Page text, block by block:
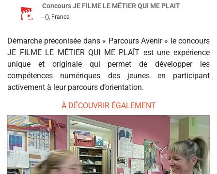
Concours JE FILME LE MÉTIER QUI ME PLAIT
- (), France
Démarche préconisée dans « Parcours Avenir » le concours
JE FILME LE MÉTIER QUI ME PLAÎT est une expérience
unique et originale qui permet de développer les
compétences numériques des jeunes en participant
activement à leur parcours d’orientation.
À DÉCOUVRIR ÉGALEMENT